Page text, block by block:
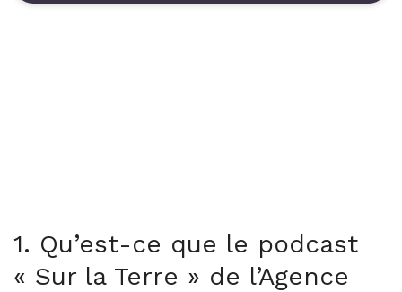
1. Qu’est-ce que le podcast
« Sur la Terre » de l’Agence